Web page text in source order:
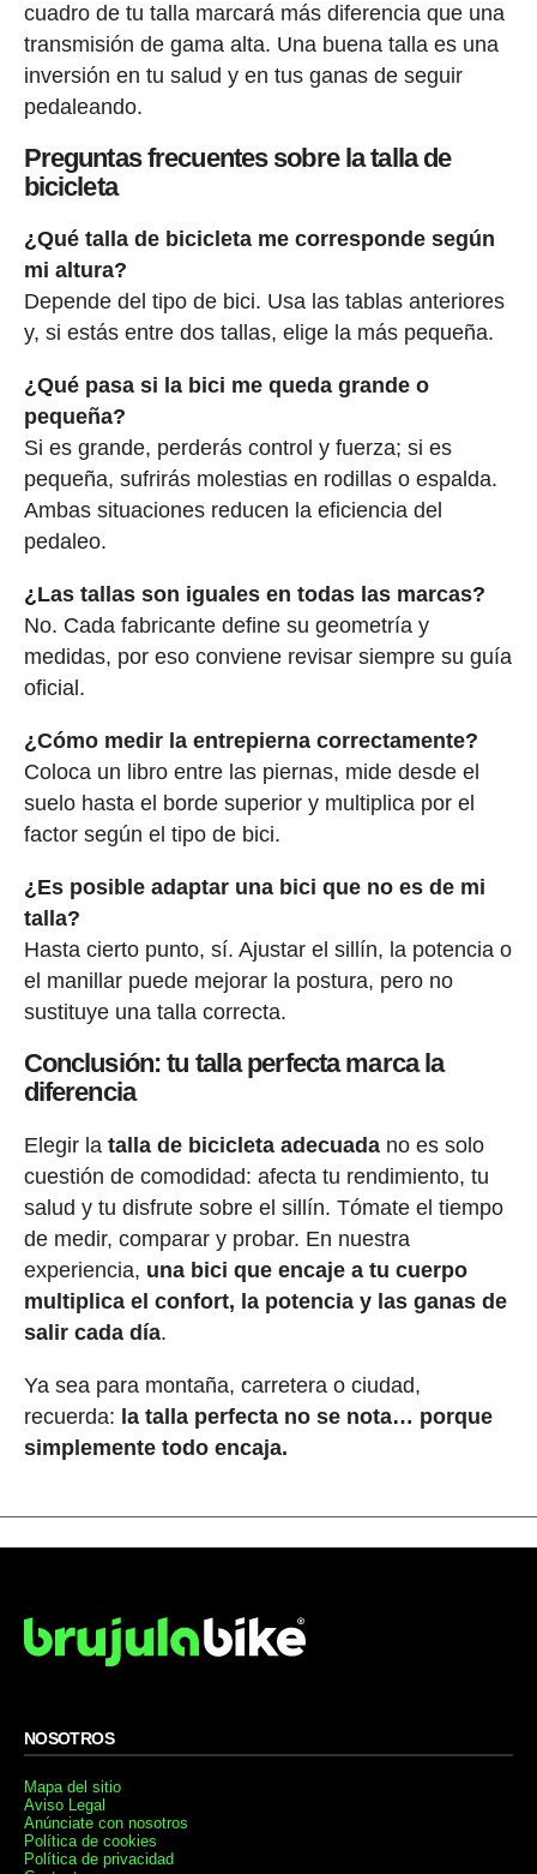
cuadro de tu talla marcará más diferencia que una
transmisión de gama alta. Una buena talla es una
inversión en tu salud y en tus ganas de seguir
pedaleando.
Preguntas frecuentes sobre la talla de
bicicleta
¿Qué talla de bicicleta me corresponde según
mi altura?
Depende del tipo de bici. Usa las tablas anteriores
y, si estás entre dos tallas, elige la más pequeña.
¿Qué pasa si la bici me queda grande o
pequeña?
Si es grande, perderás control y fuerza; si es
pequeña, sufrirás molestias en rodillas o espalda.
Ambas situaciones reducen la eficiencia del
pedaleo.
¿Las tallas son iguales en todas las marcas?
No. Cada fabricante define su geometría y
medidas, por eso conviene revisar siempre su guía
oficial.
¿Cómo medir la entrepierna correctamente?
Coloca un libro entre las piernas, mide desde el
suelo hasta el borde superior y multiplica por el
factor según el tipo de bici.
¿Es posible adaptar una bici que no es de mi
talla?
Hasta cierto punto, sí. Ajustar el sillín, la potencia o
el manillar puede mejorar la postura, pero no
sustituye una talla correcta.
Conclusión: tu talla perfecta marca la
diferencia
Elegir la talla de bicicleta adecuadano es solo
cuestión de comodidad: afecta tu rendimiento, tu
salud y tu disfrute sobre el sillín. Tómate el tiempo
de medir, comparar y probar. En nuestra
experiencia, una bici que encaje a tu cuerpo
multiplica el confort, la potencia y las ganas de
salir cada día.
Ya sea para montaña, carretera o ciudad,
recuerda: la talla perfecta no se nota… porque
simplemente todo encaja.
NOSOTROS
Mapa del sitio
Aviso Legal
Anúnciate con nosotros
Política de cookies
Política de privacidad